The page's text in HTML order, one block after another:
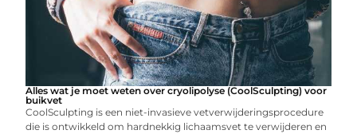
Alles wat je moet weten over cryolipolyse (CoolSculpting) voor
buikvet
CoolSculpting is een niet-invasieve vetverwijderingsprocedure
die is ontwikkeld om hardnekkig lichaamsvet te verwijderen en